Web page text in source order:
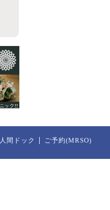
人間ドック ご予約(MRSO)